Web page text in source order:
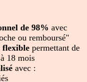
de 98% avec
ou remboursé"
flexible permettant de
18 mois
avec :